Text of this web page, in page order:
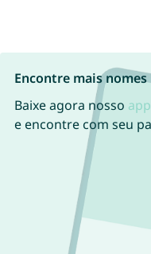
Encontre mais
Baixe agora nosso
e encontre com seu